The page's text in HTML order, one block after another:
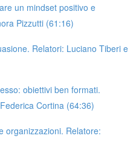
un mindset positivo e
Pizzutti (61:16)
Relatori: Luciano Tiberi e
obiettivi ben formati.
Cortina (64:36)
organizzazioni. Relatore: